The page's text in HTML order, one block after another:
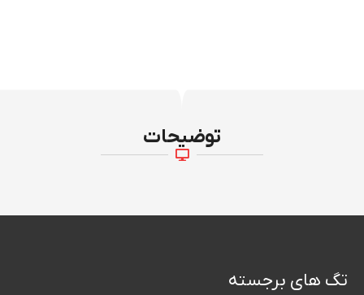
توضیحات
تگ های برجسته